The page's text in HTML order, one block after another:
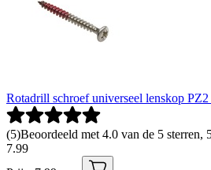
Rotadrill schroef universeel lenskop
(5)Beoordeeld met 4.0 van de 5 sterren,
7.99